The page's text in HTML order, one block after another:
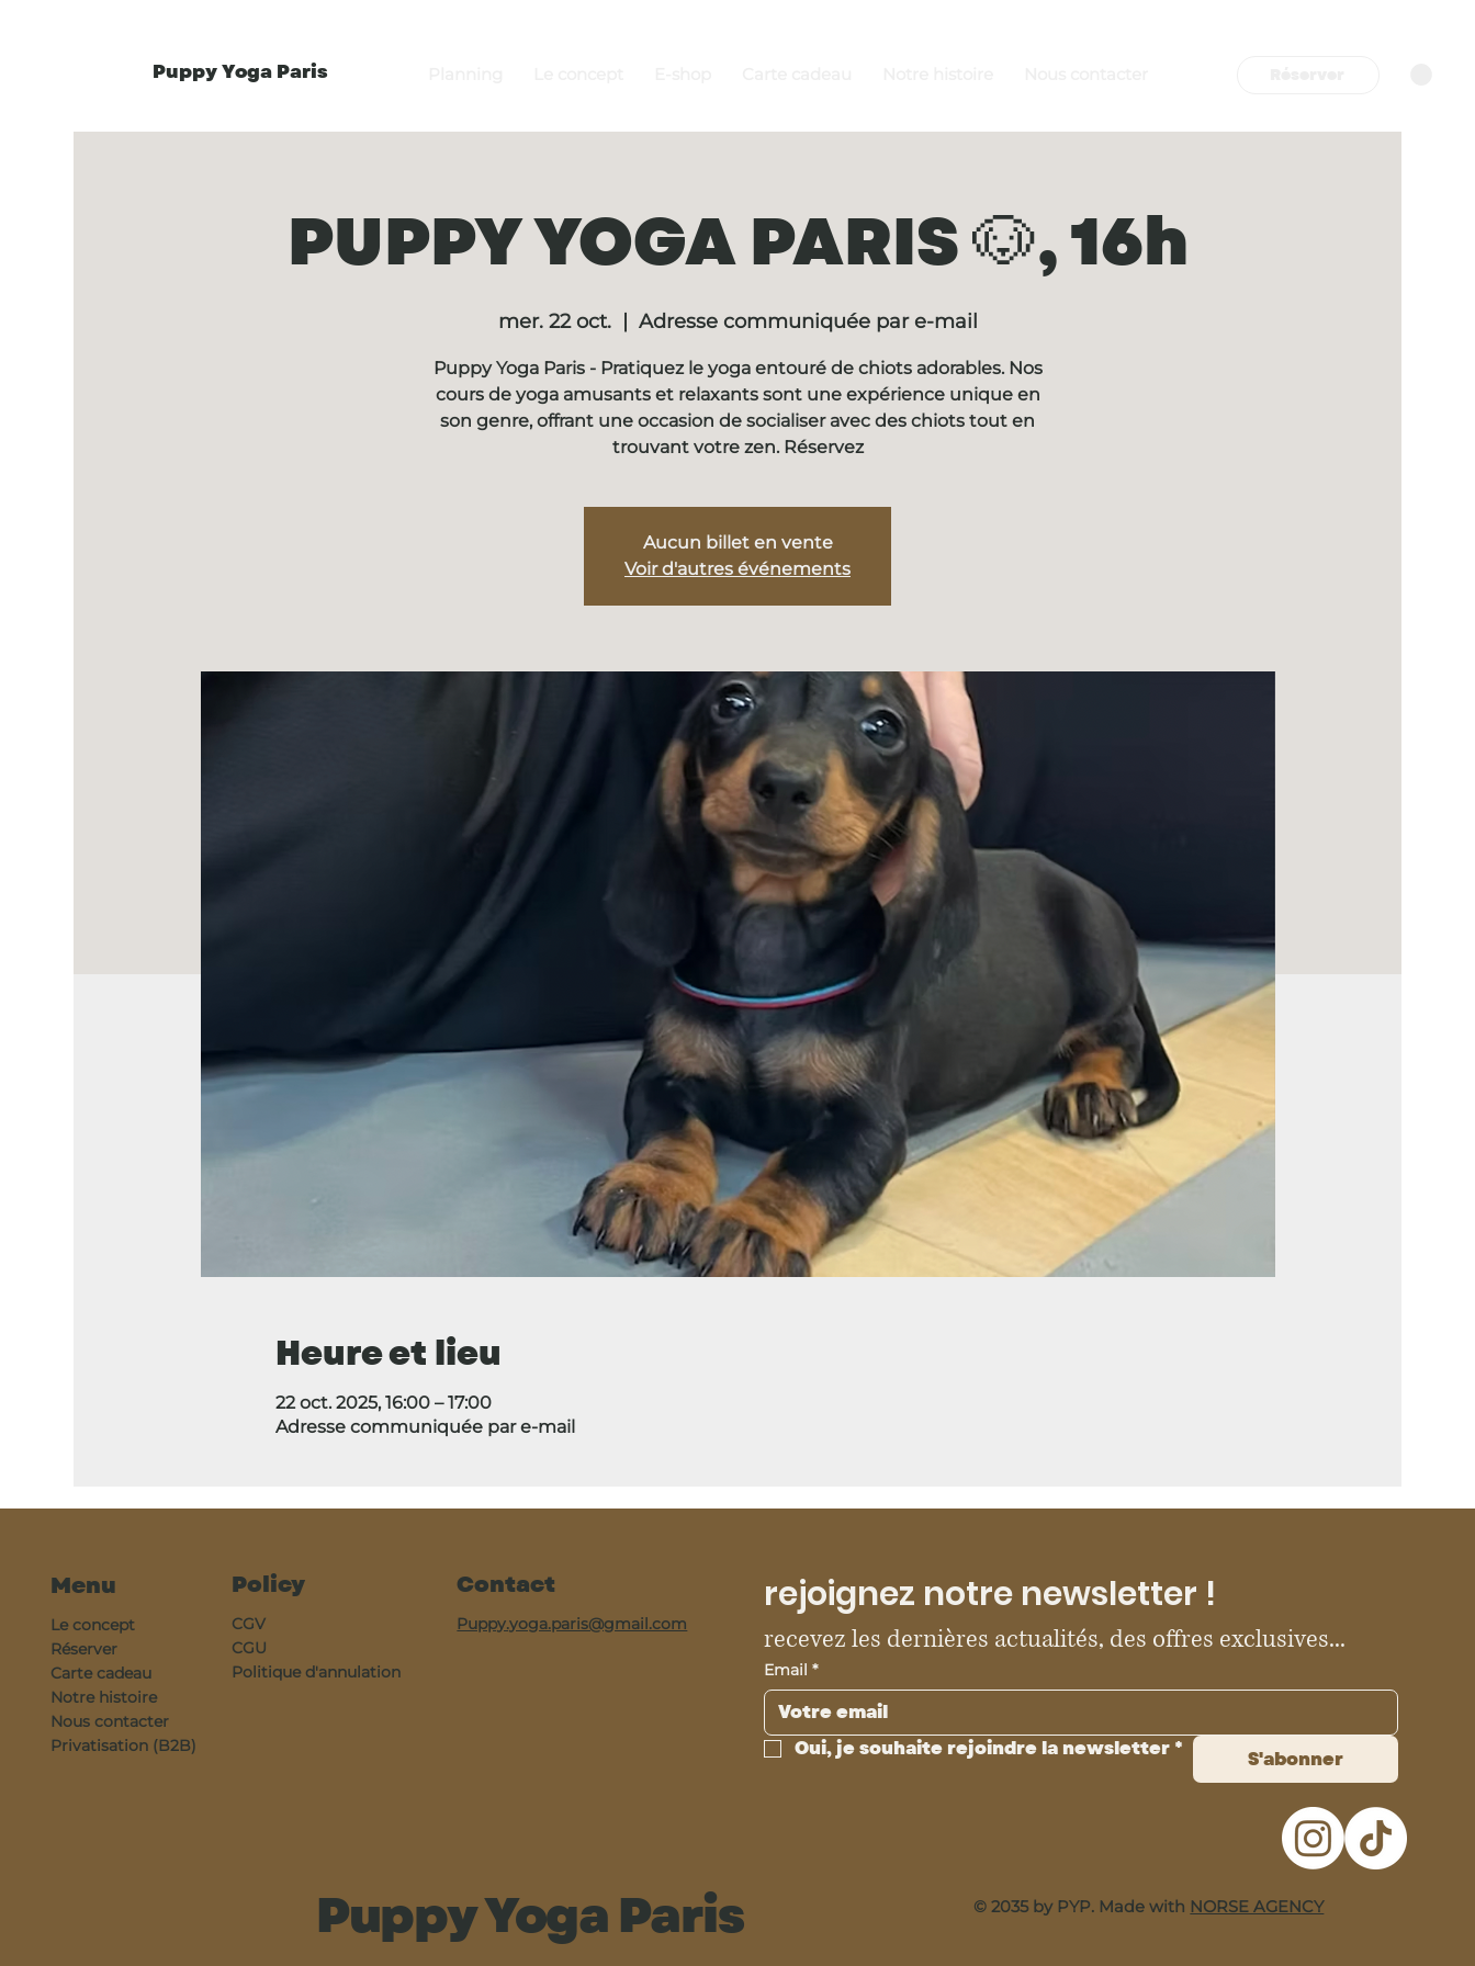
Puppy Yoga Paris
PUPPY YOGA PARIS 🐶, 16h
mer. 22 oct.
  |
Adresse communiquée par e-mail
Puppy Yoga Paris - Pratiquez le yoga entouré de chiots adorables. Nos
cours de yoga amusants et relaxants sont une expérience unique en
son genre, offrant une occasion de socialiser avec des chiots tout en
trouvant votre zen. Réservez
Aucun billet en vente
Voir d'autres événements
Heure et lieu
22 oct. 2025, 16:00 – 17:00
Adresse communiquée par e-mail
Menu
Le concept
Réserver
Carte cadeau
Notre histoire
Nous contacter
Privatisation (B2B)
Policy
CGV
CGU
Politique d'annulation
Contact
Puppy.yoga.paris@gmail.com
rejoignez notre newsletter !
recevez les dernières actualités, des offres exclusives...
Email *
Oui, je souhaite rejoindre la newsletter * S'abonner
Puppy Yoga Paris © 2035 by PYP. Made with NORSE AGENCY